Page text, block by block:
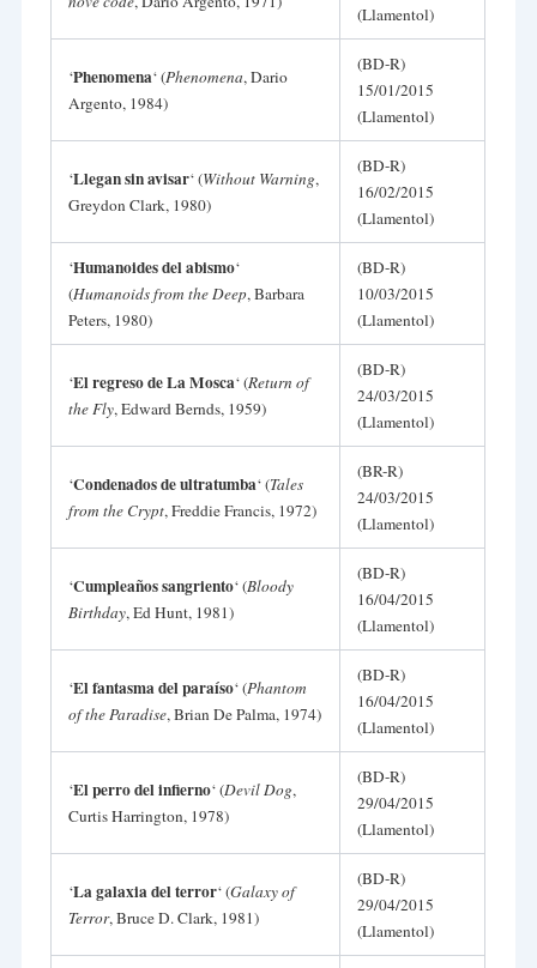
(Llamentol)
‘Phenomena‘ (Phenomena, Dario
Argento, 1984)
(BD-R)
15/01/2015
(Llamentol)
‘Llegan sin avisar‘ (Without Warning,
Greydon Clark, 1980)
(BD-R)
16/02/2015
(Llamentol)
‘Humanoides del abismo‘
(Humanoids from the Deep, Barbara
Peters, 1980)
(BD-R)
10/03/2015
(Llamentol)
‘El regreso de La Mosca‘ (Return of
the Fly, Edward Bernds, 1959)
(BD-R)
24/03/2015
(Llamentol)
‘Condenados de ultratumba‘ (Tales
from the Crypt, Freddie Francis, 1972)
(BR-R)
24/03/2015
(Llamentol)
‘Cumpleaños sangriento‘ (Bloody
Birthday, Ed Hunt, 1981)
(BD-R)
16/04/2015
(Llamentol)
‘El fantasma del paraíso‘ (Phantom
of the Paradise, Brian De Palma, 1974)
(BD-R)
16/04/2015
(Llamentol)
‘El perro del infierno‘ (Devil Dog,
Curtis Harrington, 1978)
(BD-R)
29/04/2015
(Llamentol)
‘La galaxia del terror‘ (Galaxy of
Terror, Bruce D. Clark, 1981)
(BD-R)
29/04/2015
(Llamentol)